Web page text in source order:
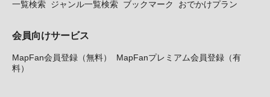
一覧検索 ジャンル一覧検索 ブックマーク おでかけプラン
会員向けサービス
MapFan会員登録（無料）
MapFanプレミアム会員登録（有
料）